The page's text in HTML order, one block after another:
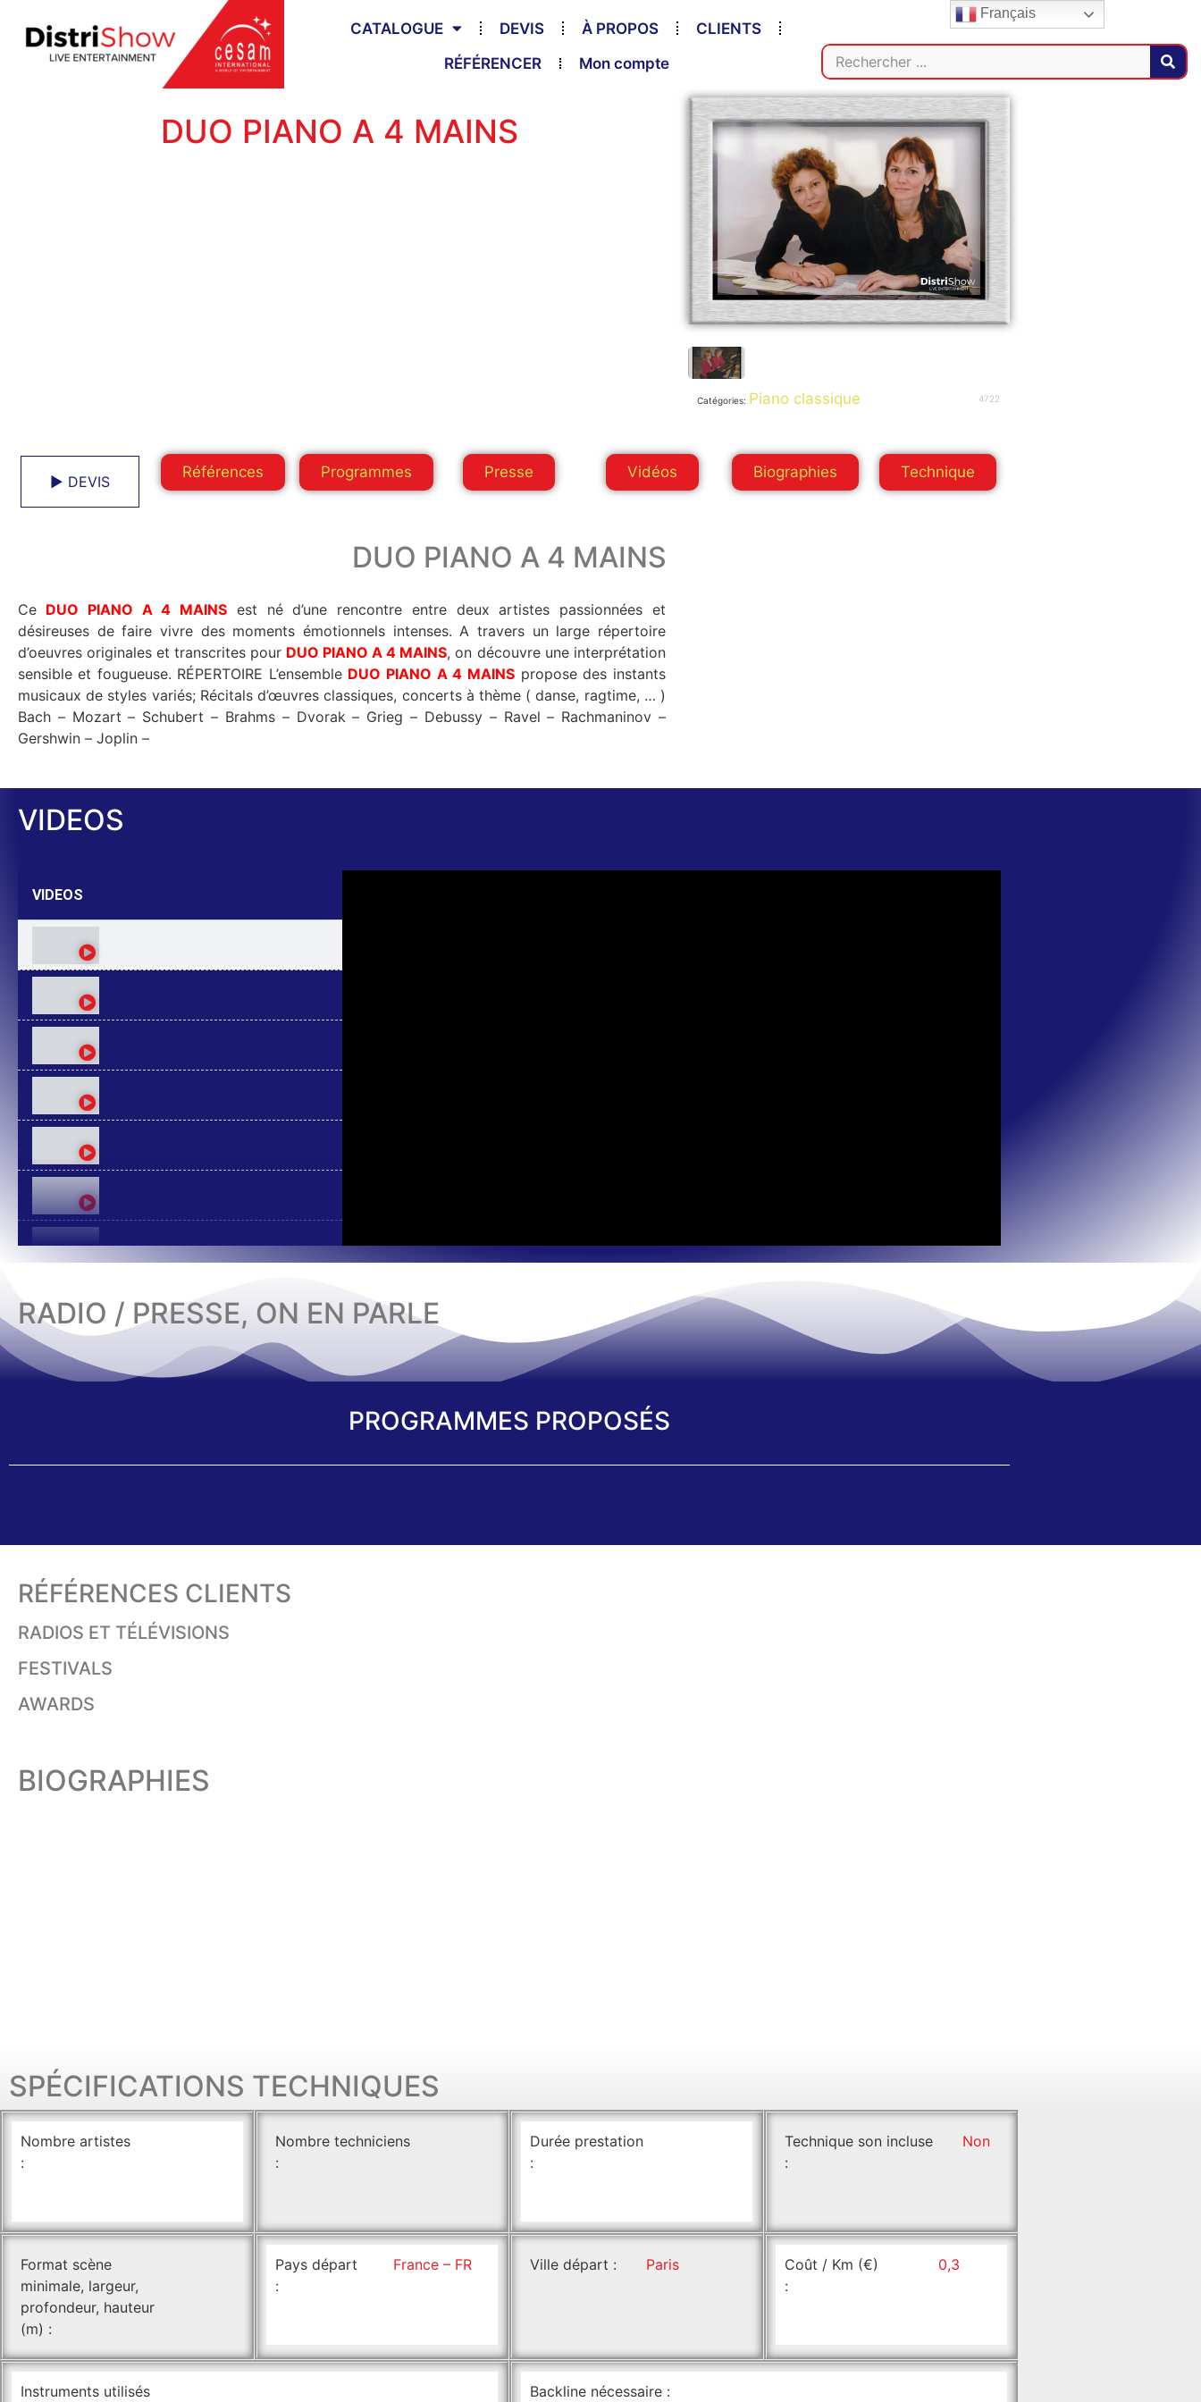
CATALOGUE DEVIS À PROPOS
CLIENTS
RÉFÉRENCER
Mon compte
DUO PIANO A 4 MAINS
Catégories: Piano classique 4722
► DEVIS
Références Programmes Presse Vidéos Biographies Technique
DUO PIANO A 4 MAINS
Ce DUO PIANO A 4 MAINS est né d’une rencontre entre deux artistes passionnées et
désireuses de faire vivre des moments émotionnels intenses. A travers un large répertoire
d’oeuvres originales et transcrites pour DUO PIANO A 4 MAINS, on découvre une interprétation
sensible et fougueuse. RÉPERTOIRE L’ensemble DUO PIANO A 4 MAINS propose des instants
musicaux de styles variés; Récitals d’œuvres classiques, concerts à thème ( danse, ragtime, … )
Bach – Mozart – Schubert – Brahms – Dvorak – Grieg – Debussy – Ravel – Rachmaninov –
Gershwin – Joplin –
VIDEOS
VIDEOS
RADIO / PRESSE, ON EN PARLE
PROGRAMMES PROPOSÉS
RÉFÉRENCES CLIENTS
RADIOS ET TÉLÉVISIONS
FESTIVALS
AWARDS
BIOGRAPHIES
SPÉCIFICATIONS TECHNIQUES
Nombre artistes
:
Nombre techniciens
:
Durée prestation
:
Technique son incluse
:
Non
Format scène
minimale, largeur,
profondeur, hauteur
(m) :
Pays départ
:
France – FR Ville départ : Paris
Coût / Km (€)
:
0,3
Instruments utilisés Backline nécessaire :
Français